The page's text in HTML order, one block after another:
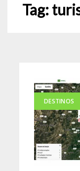
Tag:
DESTINOS